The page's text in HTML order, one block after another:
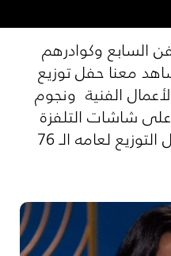
السابع وكوادرهم
معنا حفل توزيع
الفنية ونجوم
شاشات التلفزة
العالمية. استعد معنا لحفل التوزيع لعامه الـ 76